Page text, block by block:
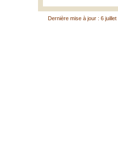
Dernière mise à jour : 6 juillet